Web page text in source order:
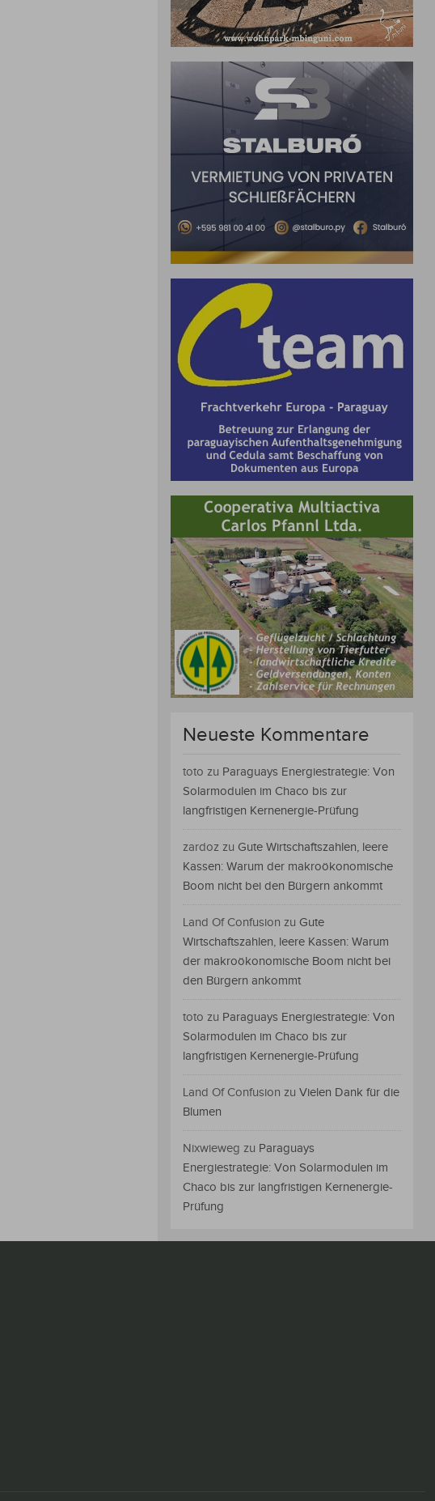
Neueste Kommentare
toto zu Paraguays Energiestrategie: Von
Solarmodulen im Chaco bis zur
langfristigen Kernenergie-Prüfung
zardoz zu Gute Wirtschaftszahlen, leere
Kassen: Warum der makroökonomische
Boom nicht bei den Bürgern ankommt
Land Of Confusion zu Gute
Wirtschaftszahlen, leere Kassen: Warum
der makroökonomische Boom nicht bei
den Bürgern ankommt
toto zu Paraguays Energiestrategie: Von
Solarmodulen im Chaco bis zur
langfristigen Kernenergie-Prüfung
Land Of Confusion zu Vielen Dank für die
Blumen
Nixwieweg zu Paraguays
Energiestrategie: Von Solarmodulen im
Chaco bis zur langfristigen Kernenergie-
Prüfung